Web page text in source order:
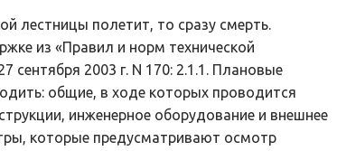
лестницы полетит, то сразу смерть.
из «Правил и норм технической
2003 г. N 170: 2.1.1. Плановые
общие, в ходе которых проводится
инженерное оборудование и внешнее
которые предусматривают осмотр